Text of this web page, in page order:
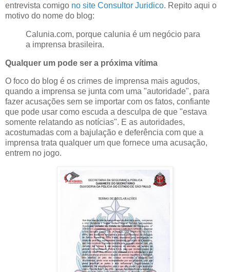
entrevista comigo no site Consultor Juridico. Repito aqui o
motivo do nome do blog:
Calunia.com, porque calunia é um negócio para
a imprensa brasileira.
Qualquer um pode ser a próxima vítima
O foco do blog é os crimes de imprensa mais agudos,
quando a imprensa se junta com uma "autoridade", para
fazer acusações sem se importar com os fatos, confiante
que pode usar como escuda a desculpa de que "estava
somente relatando as notícias". E as autoridades,
acostumadas com a bajulação e deferência com que a
imprensa trata qualquer um que fornece uma acusação,
entrem no jogo.